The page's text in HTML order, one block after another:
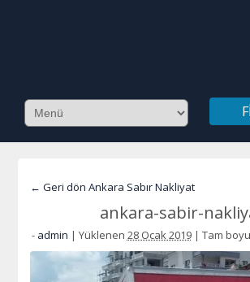
← Geri dön Ankara Sabır Nakliyat
ankara-sabir-
- admin | Yüklenen 28 Ocak 2019 | Tam